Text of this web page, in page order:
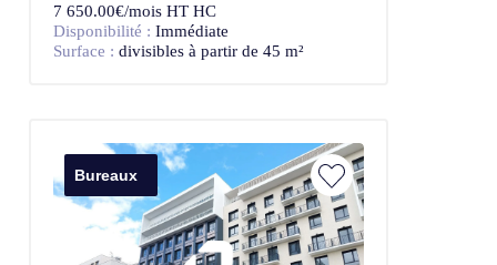
7 650.00€/mois HT HC
Disponibilité : Immédiate
Surface : divisibles à partir de 45 m²
Bureaux